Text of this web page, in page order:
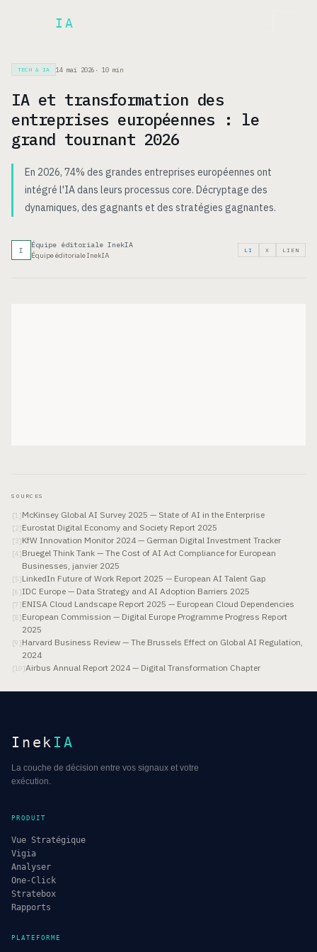
IA
TECH & IA 14 mai 2026 · 10 min
IA et transformation des
entreprises européennes : le
grand tournant 2026
En 2026, 74% des grandes entreprises européennes ont
intégré l'IA dans leurs processus core. Décryptage des
dynamiques, des gagnants et des stratégies gagnantes.
I
Équipe éditoriale InekIA
Équipe éditoriale InekIA
LI X LIEN
SOURCES
[1 ]McKinsey Global AI Survey 2025 — State of AI in the Enterprise
[2]Eurostat Digital Economy and Society Report 2025
[ 3]KfW Innovation Monitor 2024 — German Digital Investment Tracker
[4 ]Bruegel Think Tank — The Cost of AI Act Compliance for European
Businesses, janvier 2025
[5]LinkedIn Future of Work Report 2025 — European AI Talent Gap
[6 ]IDC Europe — Data Strategy and AI Adoption Barriers 2025
[7 ]ENISA Cloud Landscape Report 2025 — European Cloud Dependencies
[8]European Commission — Digital Europe Programme Progress Report
2025
[9 ]Harvard Business Review — The Brussels Effect on Global AI Regulation,
2024
[10]Airbus Annual Report 2024 — Digital Transformation Chapter
Inek IA
La couche de décision entre vos signaux et votre
exécution.
PRODUIT
Vue Stratégique
Vigia
Analyser
One-Click
Stratebox
Rapports
PLATEFORME